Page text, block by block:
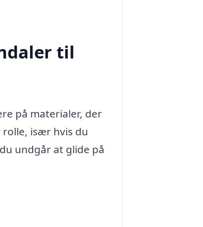
til
på materialer, der
især hvis du
undgår at glide på